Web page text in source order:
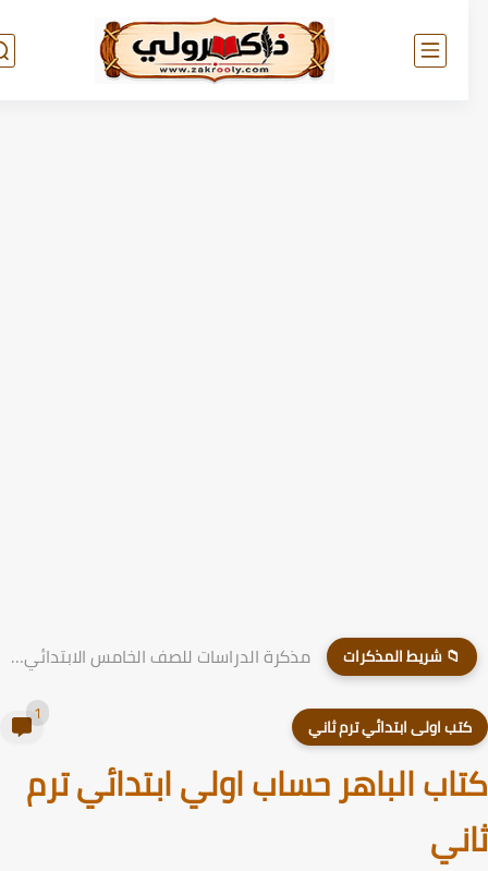
📁 شريط المذكرات مذكرة الدراسات للصف الخامس الابتدائي الترم الاول 2026
اولى ابتدائي ترم ثاني
الباهر حساب اولي ابتدائي ترم